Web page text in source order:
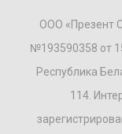
ООО «Презент
№193590358 от
Республика
114.